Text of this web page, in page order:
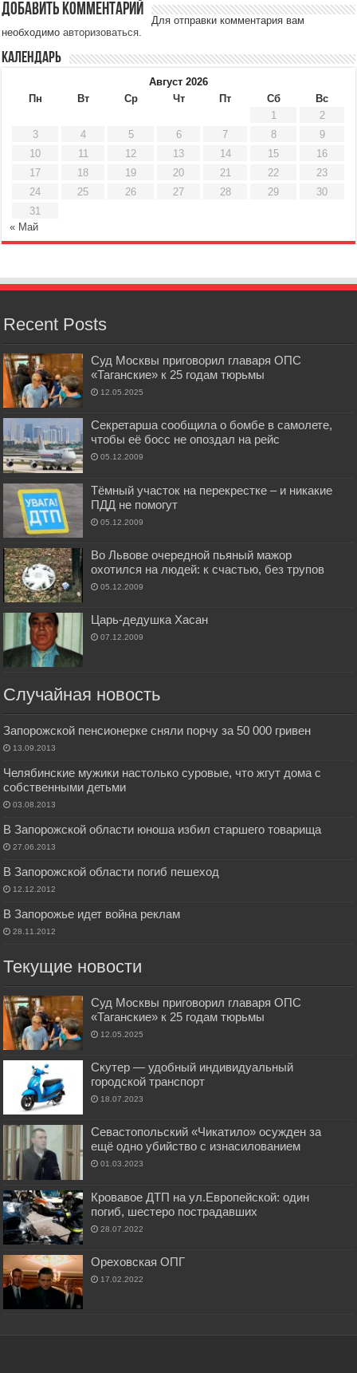
Добавить комментарий
Для отправки комментария вам
необходимоавторизоваться.
Календарь
Август 2026
Пн
Вт Ср Чт Пт Сб
Вс
1
2
3
4 5 6 7 8
9
10
11 12 13 14 15
16
17
18 19 20 21 22
23
24
25 26 27 28 29
30
31
« Май
Recent Posts
Суд Москвы приговорил главаря ОПС
«Таганские» к 25 годам тюрьмы
12.05.2025
Секретарша сообщила о бомбе в самолете,
чтобы её босс не опоздал на рейс
05.12.2009
Тёмный участок на перекрестке – и никакие
ПДД не помогут
05.12.2009
Во Львове очередной пьяный мажор
охотился на людей: к счастью, без трупов
05.12.2009
Царь-дедушка Хасан
07.12.2009
Случайная новость
Запорожской пенсионерке сняли порчу за 50 000 гривен
13.09.2013
Челябинские мужики настолько суровые, что жгут дома с
собственными детьми
03.08.2013
В Запорожской области юноша избил старшего товарища
27.06.2013
В Запорожской области погиб пешеход
12.12.2012
В Запорожье идет война реклам
28.11.2012
Текущие новости
Суд Москвы приговорил главаря ОПС
«Таганские» к 25 годам тюрьмы
12.05.2025
Скутер — удобный индивидуальный
городской транспорт
18.07.2023
Севастопольский «Чикатило» осужден за
ещё одно убийство с изнасилованием
01.03.2023
Кровавое ДТП на ул.Европейской: один
погиб, шестеро пострадавших
28.07.2022
Ореховская ОПГ
17.02.2022